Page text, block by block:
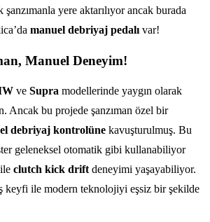
yere aktarılıyor ancak burada
manuel debriyaj pedalı var!
Manuel Deneyim!
ve Supra modellerinde yaygın olarak
Ancak bu projede şanzıman özel bir
debriyaj kontrolüne kavuşturulmuş. Bu
geleneksel otomatik gibi kullanabiliyor
clutch kick drift deneyimi yaşayabiliyor.
keyfi ile modern teknolojiyi eşsiz bir şekilde